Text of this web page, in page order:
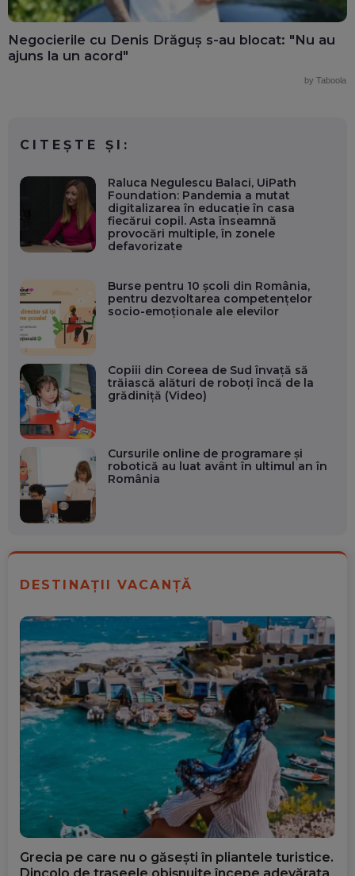
Negocierile cu Denis Drăguș s-au blocat: "Nu au
ajuns la un acord"
by Taboola
CITEȘTE ȘI:
Raluca Negulescu Balaci, UiPath
Foundation: Pandemia a mutat
digitalizarea în educație în casa
fiecărui copil. Asta înseamnă
provocări multiple, în zonele
defavorizate
Burse pentru 10 școli din România,
pentru dezvoltarea competențelor
socio-emoționale ale elevilor
Copiii din Coreea de Sud învață să
trăiască alături de roboți încă de la
grădiniță (Video)
Cursurile online de programare și
robotică au luat avânt în ultimul an în
România
DESTINAȚII VACANȚĂ
Grecia pe care nu o găsești în pliantele turistice.